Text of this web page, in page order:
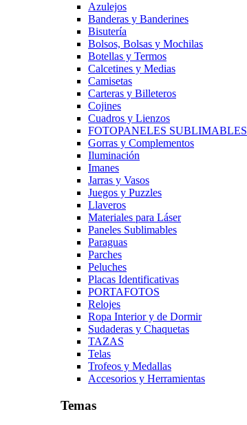
Azulejos
Banderas y Banderines
Bisutería
Bolsos, Bolsas y Mochilas
Botellas y Termos
Calcetines y Medias
Camisetas
Carteras y Billeteros
Cojines
Cuadros y Lienzos
FOTOPANELES SUBLIMABLES
Gorras y Complementos
Iluminación
Imanes
Jarras y Vasos
Juegos y Puzzles
Llaveros
Materiales para Láser
Paneles Sublimables
Paraguas
Parches
Peluches
Placas Identificativas
PORTAFOTOS
Relojes
Ropa Interior y de Dormir
Sudaderas y Chaquetas
TAZAS
Telas
Trofeos y Medallas
Accesorios y Herramientas
Temas